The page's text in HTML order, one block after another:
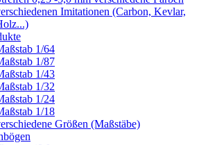
Imitationen (Carbon, Kevlar,
1/64
1/87
1/43
1/32
1/24
1/18
Größen (Maßstäbe)